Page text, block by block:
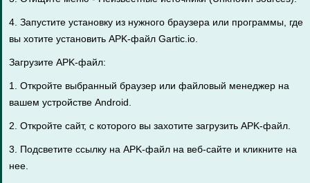
4. Запустите установку из нужного браузера или программы, где
вы хотите установить APK-файл Gartic.io.
Загрузите APK-файл:
1. Откройте выбранный браузер или файловый менеджер на
вашем устройстве Android.
2. Откройте сайт, с которого вы захотите загрузить APK-файл.
3. Подсветите ссылку на APK-файл на веб-сайте и кликните на
нее.